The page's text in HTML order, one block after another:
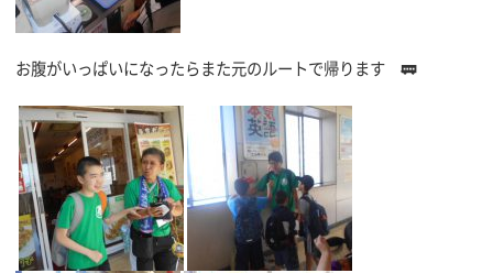
お腹がいっぱいになったらまた元のルートで帰ります 🚃